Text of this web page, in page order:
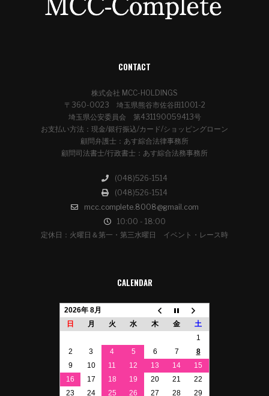
CONTACT
株式会社 MCC-HOLDINGS
〒360-0023 埼玉県熊谷市佐谷田1001-2
埼玉県公安委員会 第431190059413号
お支払い方法：現金/銀行振込/カード/ショッピングローン
顧問弁護士：あす綜合法律事務所
顧問司法書士/行政書士：あす綜合法務事務所
(048)526-1514
(048)526-1514
mcc.complete.8008@gmail.com
10:00 - 18:00
定休日：火曜日＆第一・第三水曜日 イベント・レース時
CALENDAR
2026年 8月
日
月 火 水 木 金
土
1
2
3 4 5 6 7
8
9
10 11 12 13 14
15
16
17 18 19 20 21
22
23
24 25 26 27 28 29